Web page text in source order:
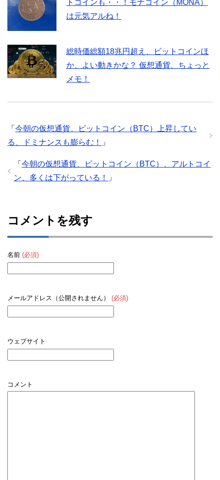
トコインも・・！モナコイン（MONA）
は元気アルね！
総時価総額18兆円超え、ビットコインほ
か、よい動きかな？ 仮想通貨、ちょっと
メモ！
「 今朝の仮想通貨、ビットコイン（BTC）上昇してい
る、ドミナンスも膨らむ！
」
「 今朝の仮想通貨、ビットコイン（BTC）、アルトコイ
ン、多くは下がっている！
」
コメントを残す
名前 (必須)
メールアドレス（公開されません） (必須)
ウェブサイト
コメント